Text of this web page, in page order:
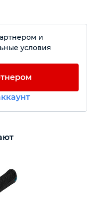
и
условия